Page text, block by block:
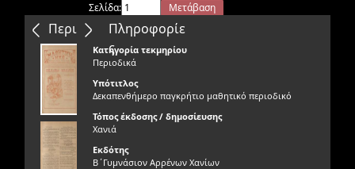
Περιεχόμενα
Σελίδα:
Μετάβαση
Επόμενο
Τελευταίο
Πληροφορίε
ς
Κατηγορία τεκμηρίου
Περιοδικά
Υπότιτλος
Δεκαπενθήμερο παγκρήτιο μαθητικό περιοδικό
Τόπος έκδοσης / δημοσίευσης
Χανιά
Εκδότης
Β΄Γυμνάσιον Αρρένων Χανίων